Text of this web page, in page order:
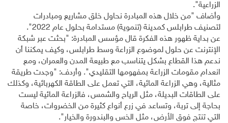
الزراعية".
وأضاف "من خلال هذه المبادرة نحاول خلق مشاريع ومبادرات
لتصنيف طرابلس كمدينة (تنموية) مستدامة بحلول عام 2022".
عن بداية ظهور هذه الفكرة قال مؤسس المبادرة: "بحثت عبر شبكة
الإنترنت عن حلول لموضوع الزراعة وسط طرابلس، وكيف يمكننا أن
ندعم هذا القطاع بشكل يتناسب مع طبيعة المدن والعمران، ومع
انعدام مقومات الزراعة بمفهومها التقليدي". وأردف: "وجدت طريقة
مثالية، وهي الزراعة المائية، التي تعمل على الطاقة الكهربائية، وكذلك
على الطاقات البديلة، مثل الرياح والشمس، فالزراعة المائية ليست
بحاجة إلى تربة، وتساعد في زرع أنواع كثيرة من الخضروات، خاصة
التي تنتج فوق الأرض، مثل الخس والبندورة والخيار".